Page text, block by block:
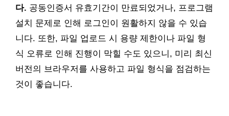
다. 공동인증서 유효기간이 만료되었거나, 프로그램
설치 문제로 인해 로그인이 원활하지 않을 수 있습
니다. 또한, 파일 업로드 시 용량 제한이나 파일 형
식 오류로 인해 진행이 막힐 수도 있으니, 미리 최신
버전의 브라우저를 사용하고 파일 형식을 점검하는
것이 좋습니다.